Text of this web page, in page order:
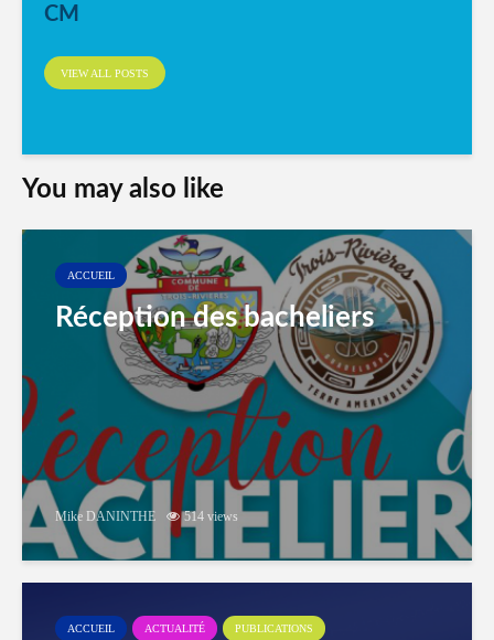
CM
VIEW ALL POSTS
You may also like
ACCUEIL
Réception des bacheliers
Mike DANINTHE 514 views
ACCUEIL ACTUALITÉ PUBLICATIONS